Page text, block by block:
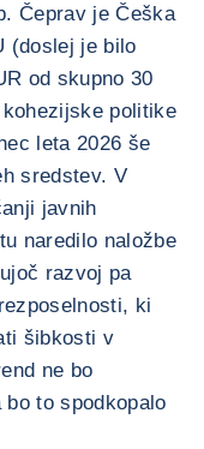
Čeprav je Češka
(doslej je bilo
od skupno 30
politike
leta 2026 še
sredstev. V
javnih
naredilo naložbe
razvoj pa
ki
šibkosti v
ne bo
to spodkopalo